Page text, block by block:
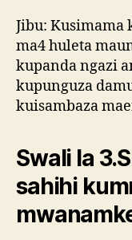
Jibu: Kusimama
ma4 huleta
kupanda ngazi
kupunguza
kuisambaza
Swali la
sahihi